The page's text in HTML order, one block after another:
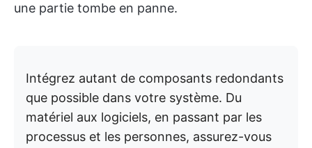
une partie tombe en panne.
Intégrez autant de composants redondants
que possible dans votre système. Du
matériel aux logiciels, en passant par les
processus et les personnes, assurez-vous